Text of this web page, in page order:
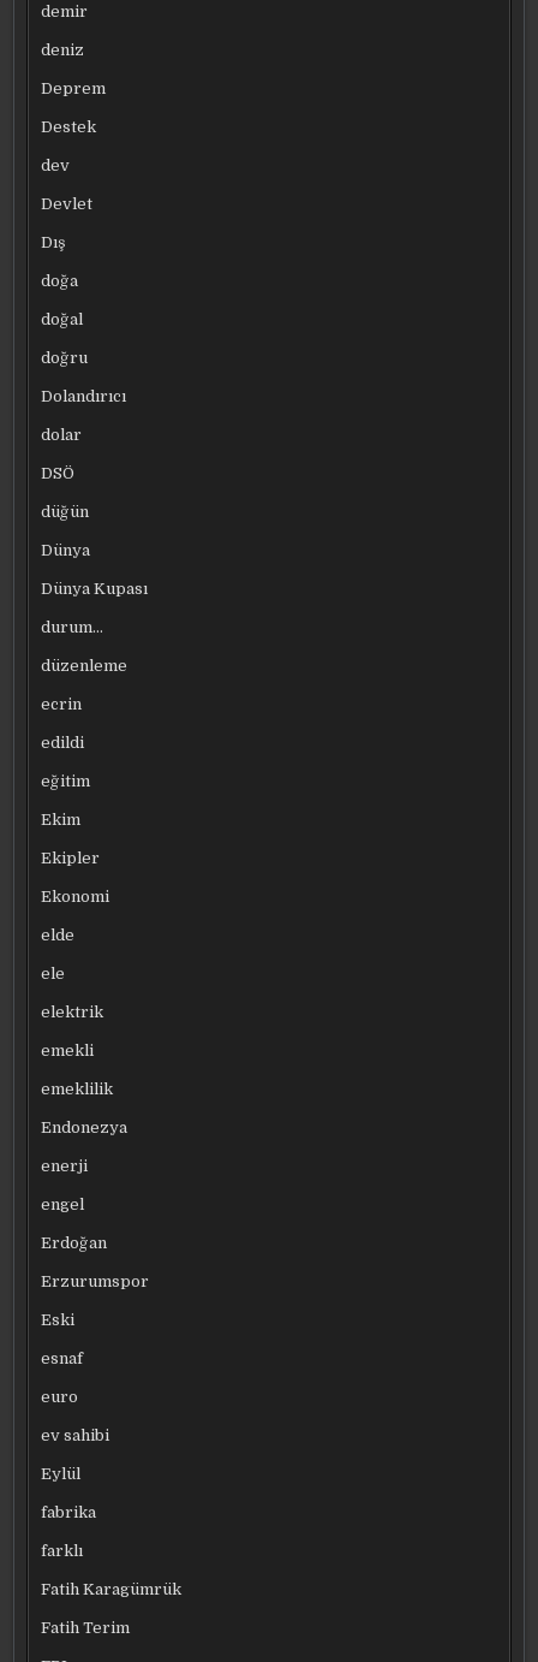
demir
deniz
Deprem
Destek
dev
Devlet
Dış
doğa
doğal
doğru
Dolandırıcı
dolar
DSÖ
düğün
Dünya
Dünya Kupası
durum…
düzenleme
ecrin
edildi
eğitim
Ekim
Ekipler
Ekonomi
elde
ele
elektrik
emekli
emeklilik
Endonezya
enerji
engel
Erdoğan
Erzurumspor
Eski
esnaf
euro
ev sahibi
Eylül
fabrika
farklı
Fatih Karagümrük
Fatih Terim